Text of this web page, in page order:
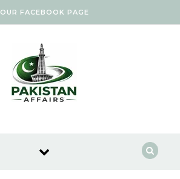
OUR FACEBOOK PAGE